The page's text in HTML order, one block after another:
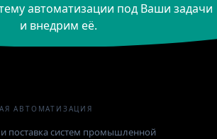
автоматизации под Ваши задачи
и внедрим её.
АВТОМАТИЗАЦИЯ
поставка систем промышленной